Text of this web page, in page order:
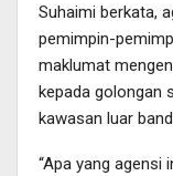
Suhaimi berkata,
pemimpin-
maklumat
kepada golongan
kawasan luar
“Apa yang agensi